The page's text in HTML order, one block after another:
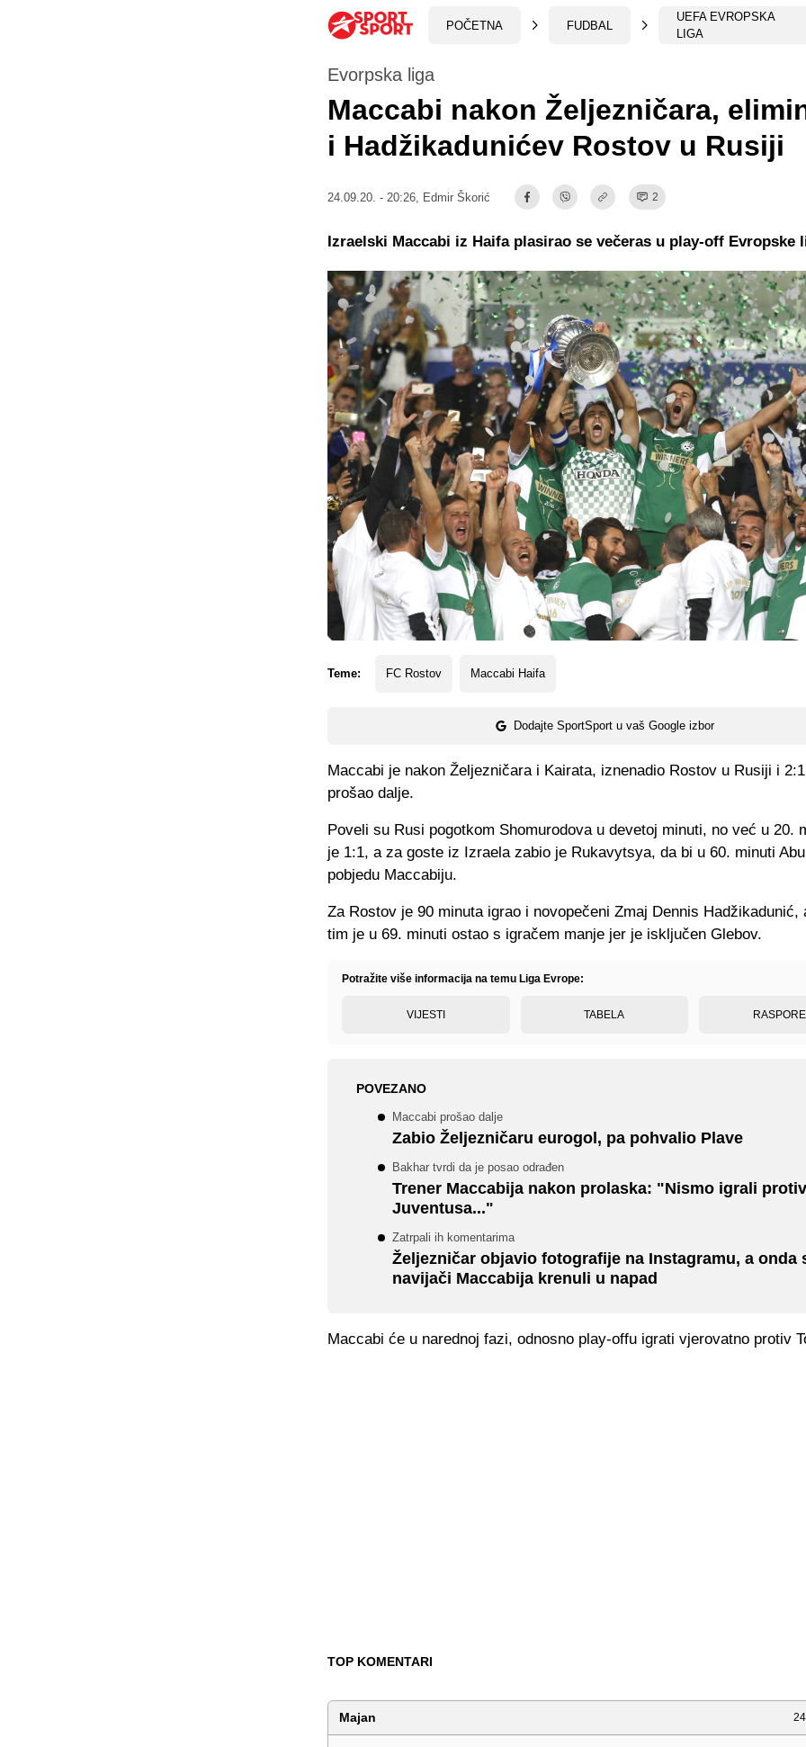
POČETNA FUDBAL
UEFA EVROPSKA
LIGA
Evorpska liga
Maccabi nakon Željezničara,
i Hadžikadunićev Rostov u Rusiji
24.09.20. - 20:26, Edmir Škorić 2
Teme: FC Rostov Maccabi Haifa
Dodajte SportSport u vaš Google izbor
Izraelski Maccabi iz Haifa plasirao se večeras u play-off Evropske
Maccabi je nakon Željezničara i Kairata, iznenadio Rostov u Rusiji i
prošao dalje.
Poveli su Rusi pogotkom Shomurodova u devetoj minuti, no već u 20.
je 1:1, a za goste iz Izraela zabio je Rukavytsya, da bi u 60. minuti
pobjedu Maccabiju.
Za Rostov je 90 minuta igrao i novopečeni Zmaj Dennis Hadžikadunić,
tim je u 69. minuti ostao s igračem manje jer je isključen Glebov.
Potražite više informacija na temu Liga Evrope:
VIJESTI TABELA
POVEZANO
Maccabi prošao dalje
Zabio Željezničaru eurogol, pa pohvalio Plave
Bakhar tvrdi da je posao odrađen
Trener Maccabija nakon prolaska: "Nismo igrali protiv
Juventusa..."
Zatrpali ih komentarima
Željezničar objavio fotografije na Instagramu, a onda
navijači Maccabija krenuli u napad
Maccabi će u narednoj fazi, odnosno play-offu igrati vjerovatno protiv
TOP KOMENTARI
Majan